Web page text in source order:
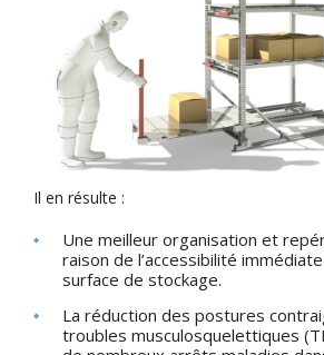
Il en résulte :
Une meilleur organisation et
raison de l’accessibilité
surface de stockage.
La réduction des postures
troubles musculosquelettiques